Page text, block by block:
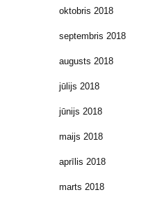
oktobris 2018
septembris 2018
augusts 2018
jūlijs 2018
jūnijs 2018
maijs 2018
aprīlis 2018
marts 2018